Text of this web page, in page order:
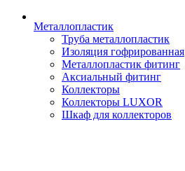
Металлопластик
Труба металлопластик
Изоляция гофрированная
Металлопластик фитинг
Аксиальный фитинг
Коллекторы
Коллекторы LUXOR
Шкаф для коллекторов